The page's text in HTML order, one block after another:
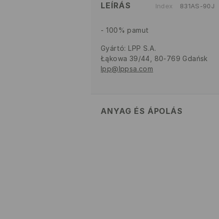
LEÍRÁS Index 831AS-90J
100% pamut
Gyártó: LPP S.A.
Łąkowa 39/44, 80-769 Gdańsk
lpp@lppsa.com
ANYAG ÉS ÁPOLÁS